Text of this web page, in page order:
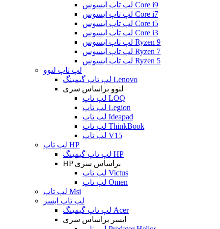
لپ تاپ ایسوس Core i9
لپ تاپ ایسوس Core i7
لپ تاپ ایسوس Core i5
لپ تاپ ایسوس Core i3
لپ تاپ ایسوس Ryzen 9
لپ تاپ ایسوس Ryzen 7
لپ تاپ ایسوس Ryzen 5
لپ تاپ لنوو
لپ تاپ گیمینگ Lenovo
لنوو براساس سری
لپ تاپ LOQ
لپ تاپ Legion
لپ تاپ Ideapad
لپ تاپ ThinkBook
لپ تاپ V15
لپ تاپ HP
لپ تاپ گیمینگ HP
HP براساس سری
لپ تاپ Victus
لپ تاپ Omen
لپ تاپ Msi
لپ تاپ ایسر
لپ تاپ گیمینگ Acer
ایسر براساس سری